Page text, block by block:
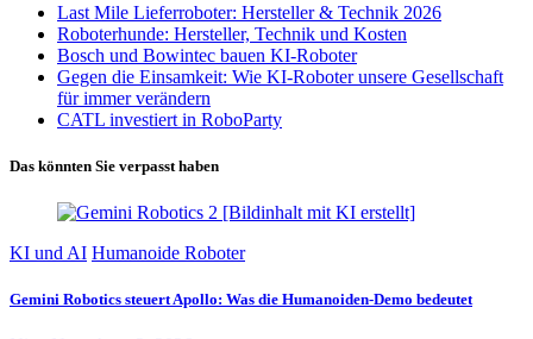
Last Mile Lieferroboter: Hersteller & Technik 2026
Roboterhunde: Hersteller, Technik und Kosten
Bosch und Bowintec bauen KI-Roboter
Gegen die Einsamkeit: Wie KI-Roboter unsere Gesellschaft
für immer verändern
CATL investiert in RoboParty
Das könnten Sie verpasst haben
KI und AI Humanoide Roboter
Gemini Robotics steuert Apollo: Was die Humanoiden-Demo bedeutet